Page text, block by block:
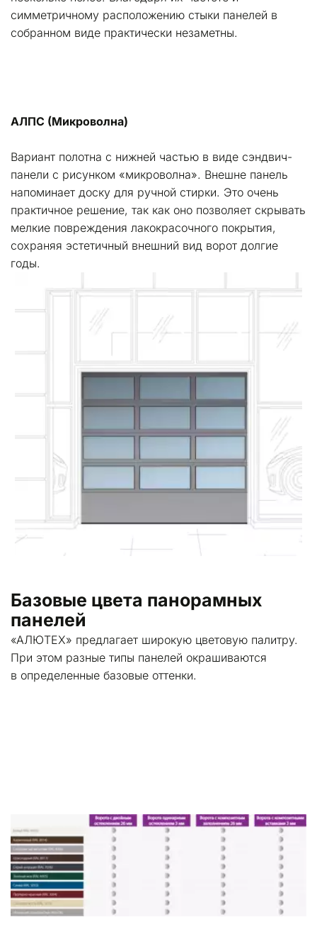
симметричному расположению стыки панелей в
собранном виде практически незаметны.
АЛПС (Микроволна)
Вариант полотна с нижней частью в виде сэндвич-
панели с рисунком «микроволна». Внешне панель
напоминает доску для ручной стирки. Это очень
практичное решение, так как оно позволяет скрывать
мелкие повреждения лакокрасочного покрытия,
сохраняя эстетичный внешний вид ворот долгие
годы.
Базовые цвета панорамных
панелей
«АЛЮТЕХ» предлагает широкую цветовую палитру.
При этом разные типы панелей окрашиваются
в определенные базовые оттенки.